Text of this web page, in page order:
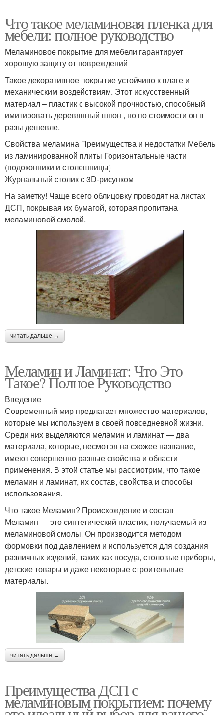
Что такое меламиновая пленка для
мебели: полное руководство
Меламиновое покрытие для мебели гарантирует
хорошую защиту от повреждений
Такое декоративное покрытие устойчиво к влаге и
механическим воздействиям. Этот искусственный
материал – пластик с высокой прочностью, способный
имитировать деревянный шпон , но по стоимости он в
разы дешевле.
Свойства меламина Преимущества и недостатки Мебель
из ламинированной плиты Горизонтальные части
(подоконники и столешницы)
Журнальный столик с 3D-рисунком
На заметку! Чаще всего облицовку проводят на листах
ДСП, покрывая их бумагой, которая пропитана
меламиновой смолой.
читать дальше →
Меламин и Ламинат: Что Это
Такое? Полное Руководство
Введение
Современный мир предлагает множество материалов,
которые мы используем в своей повседневной жизни.
Среди них выделяются меламин и ламинат — два
материала, которые, несмотря на схожее название,
имеют совершенно разные свойства и области
применения. В этой статье мы рассмотрим, что такое
меламин и ламинат, их состав, свойства и способы
использования.
Что такое Меламин? Происхождение и состав
Меламин — это синтетический пластик, получаемый из
меламиновой смолы. Он производится методом
формовки под давлением и используется для создания
различных изделий, таких как посуда, столовые приборы,
детские товары и даже некоторые строительные
материалы.
читать дальше →
Преимущества ДСП с
меламиновым покрытием: почему